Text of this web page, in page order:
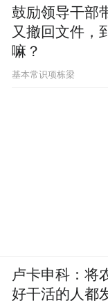
鼓励领导干部
又撤回文件，
嘛？
基本常识项栋梁
卢卡申科：将
好干活的人都